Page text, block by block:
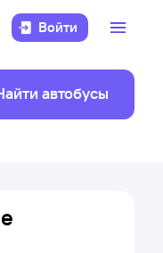
Войти
автобусы